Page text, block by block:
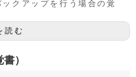
クアップを行う場合の覚
読む
）